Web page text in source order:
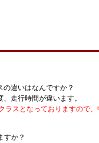
違いはなんですか？
走行時間が違います。
ラスとなっておりますので
すか？